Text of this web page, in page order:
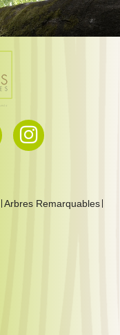
Arbres Remarquables